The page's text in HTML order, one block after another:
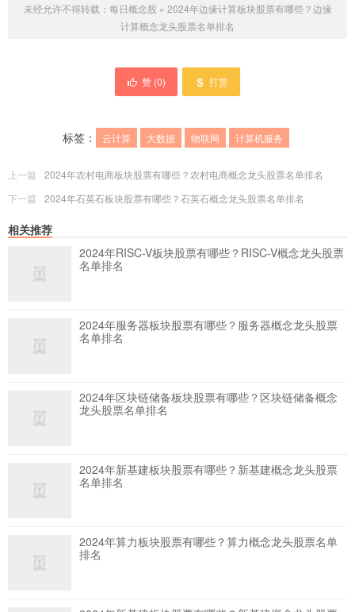
未经允许不得转载： 每日概念股 » 2024年边缘计算板块股票有哪些？边缘
计算概念龙头股票名单排名
赞 (0) 打赏
标签： 云计算 大数据 物联网 计算机服务
上一篇
2024年农村电商板块股票有哪些？农村电商概念龙头股票名单排名
下一篇
2024年石英石板块股票有哪些？石英石概念龙头股票名单排名
相关推荐
2024年RISC-V板块股票有哪些？RISC-V概念龙头股票
名单排名
2024年服务器板块股票有哪些？服务器概念龙头股票
名单排名
2024年区块链储备板块股票有哪些？区块链储备概念
龙头股票名单排名
2024年新基建板块股票有哪些？新基建概念龙头股票
名单排名
2024年算力板块股票有哪些？算力概念龙头股票名单
排名